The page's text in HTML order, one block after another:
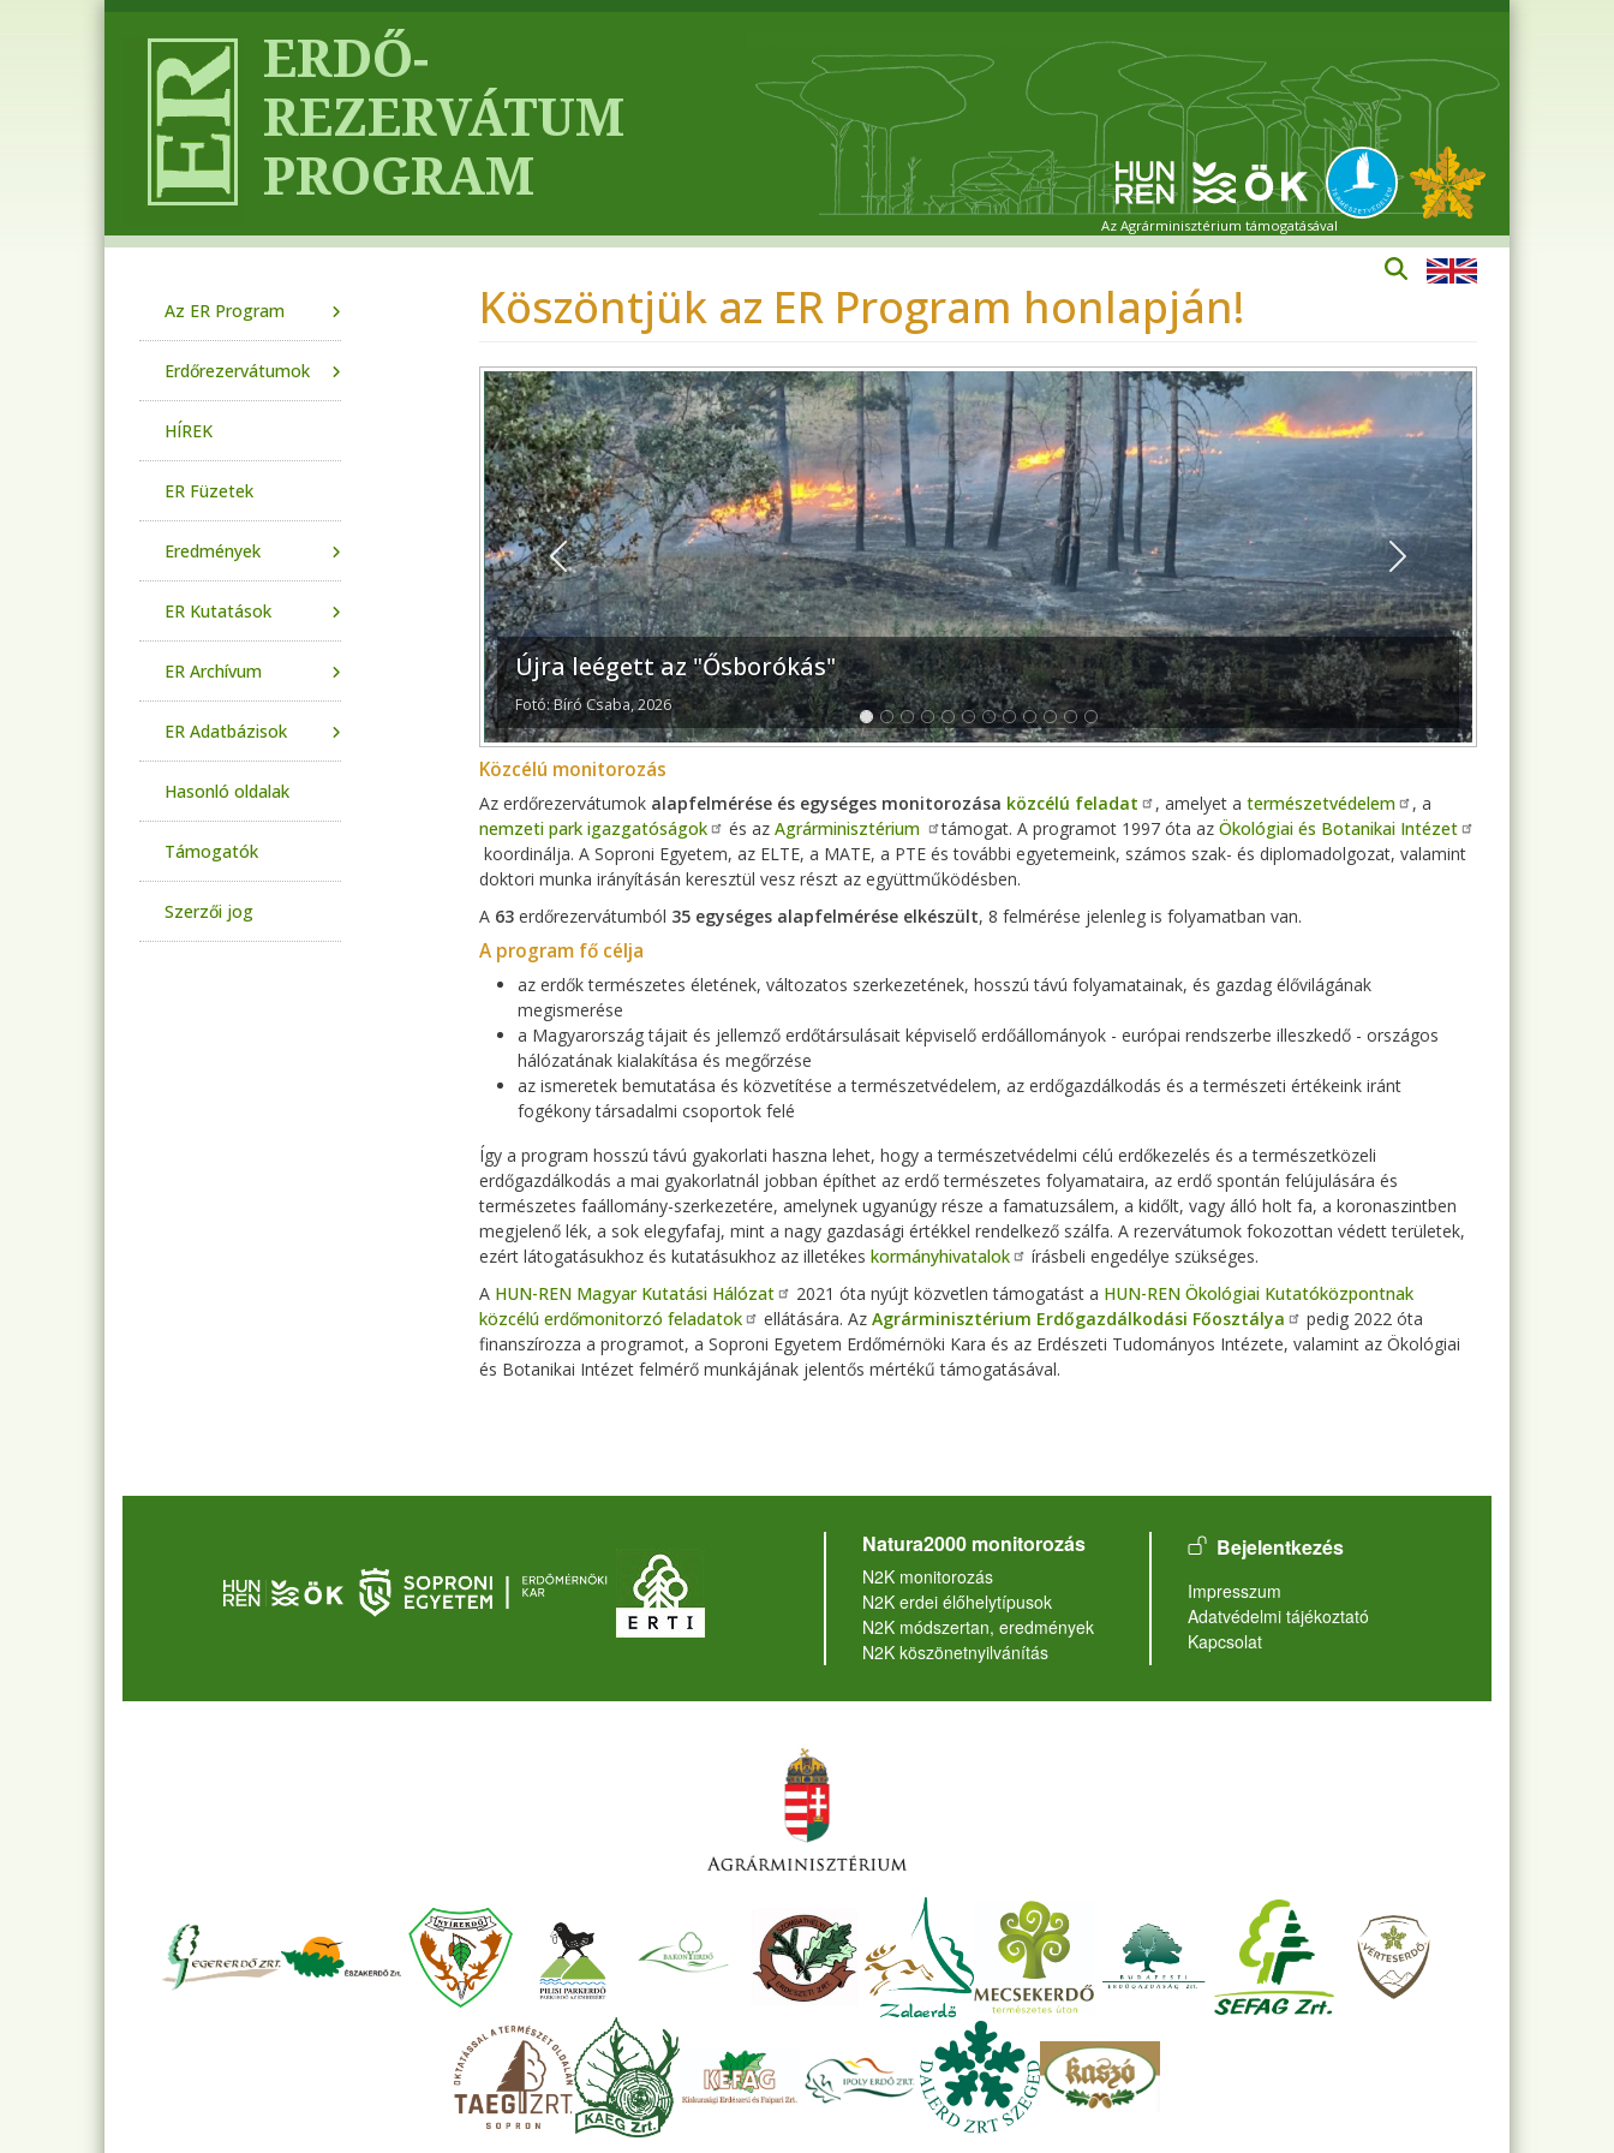
Az Agrárminisztérium támogatásával
Köszöntjük az ER Program honlapján!
Újra leégett az "Ősborókás"
Fotó: Bíró Csaba, 2026
Previous Next
Közcélú monitorozás
Az erdőrezervátumok alapfelmérése és egységes monitorozása közcélú feladat , amelyet a természetvédelem
, a
nemzeti park igazgatóságok
és az Agrárminisztérium támogat. A programot 1997 óta az Ökológiai és Botanikai Intézet
koordinálja. A Soproni Egyetem, az ELTE, a MATE, a PTE és további egyetemeink, számos szak- és diplomadolgozat, valamint
doktori munka irányításán keresztül vesz részt az együttműködésben.
A 63 erdőrezervátumból 35 egységes alapfelmérése elkészült, 8 felmérése jelenleg is folyamatban van.
A program fő célja
az erdők természetes életének, változatos szerkezetének, hosszú távú folyamatainak, és gazdag élővilágának
megismerése
a Magyarország tájait és jellemző erdőtársulásait képviselő erdőállományok - európai rendszerbe illeszkedő - országos
hálózatának kialakítása és megőrzése
az ismeretek bemutatása és közvetítése a természetvédelem, az erdőgazdálkodás és a természeti értékeink iránt
fogékony társadalmi csoportok felé
Így a program hosszú távú gyakorlati haszna lehet, hogy a természetvédelmi célú erdőkezelés és a természetközeli
erdőgazdálkodás a mai gyakorlatnál jobban építhet az erdő természetes folyamataira, az erdő spontán felújulására és
természetes faállomány-szerkezetére, amelynek ugyanúgy része a famatuzsálem, a kidőlt, vagy álló holt fa, a koronaszintben
megjelenő lék, a sok elegyfafaj, mint a nagy gazdasági értékkel rendelkező szálfa. A rezervátumok fokozottan védett területek,
ezért látogatásukhoz és kutatásukhoz az illetékes kormányhivatalok
írásbeli engedélye szükséges.
A HUN-REN Magyar Kutatási Hálózat 2021 óta nyújt közvetlen támogatást a HUN-REN Ökológiai Kutatóközpontnak
közcélú erdőmonitorzó feladatok
ellátására. Az Agrárminisztérium Erdőgazdálkodási Főosztálya
pedig 2022 óta
finanszírozza a programot, a Soproni Egyetem Erdőmérnöki Kara és az Erdészeti Tudományos Intézete, valamint az Ökológiai
és Botanikai Intézet felmérő munkájának jelentős mértékű támogatásával.
Az ER Program
Erdőrezervátumok
HÍREK
ER Füzetek
Eredmények
ER Kutatások
ER Archívum
ER Adatbázisok
Hasonló oldalak
Támogatók
Szerzői jog
Natura2000 monitorozás
N2K monitorozás
N2K erdei élőhelytípusok
N2K módszertan, eredmények
N2K köszönetnyilvánítás
User account menu
Bejelentkezés
Lábléc
Impresszum
Adatvédelmi tájékoztató
Kapcsolat